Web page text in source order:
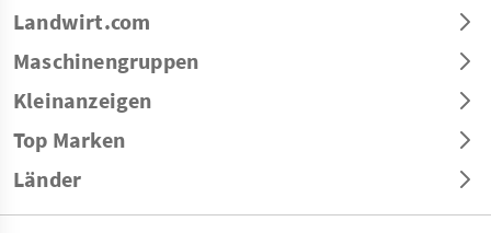
Landwirt.com
Maschinengruppen
Kleinanzeigen
Top Marken
Länder